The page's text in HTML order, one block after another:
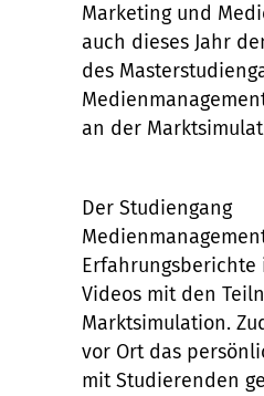
Marketing und
auch dieses Jahr
des
an der
Der Studiengang
Erfahrungsberichte
Videos mit den
Marktsimulation.
vor Ort das
mit Studierenden